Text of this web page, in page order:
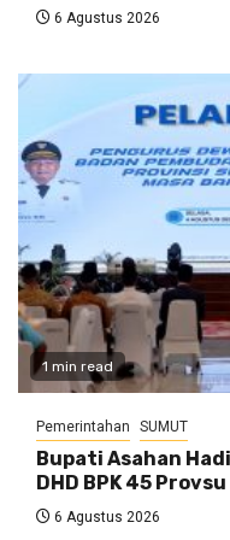
6 Agustus 2026
1 min read
Pemerintahan SUMUT
Bupati Asahan
DHD BPK 45
6 Agustus 2026